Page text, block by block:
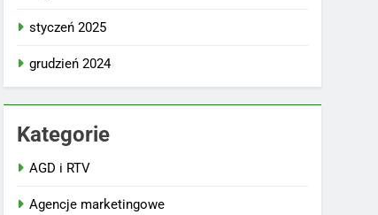
styczeń 2025
grudzień 2024
Kategorie
AGD i RTV
Agencje marketingowe